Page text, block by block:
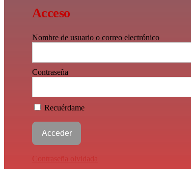
Acceso
Nombre de usuario o correo electrónico
Contraseña
Recuérdame
Contraseña olvidada